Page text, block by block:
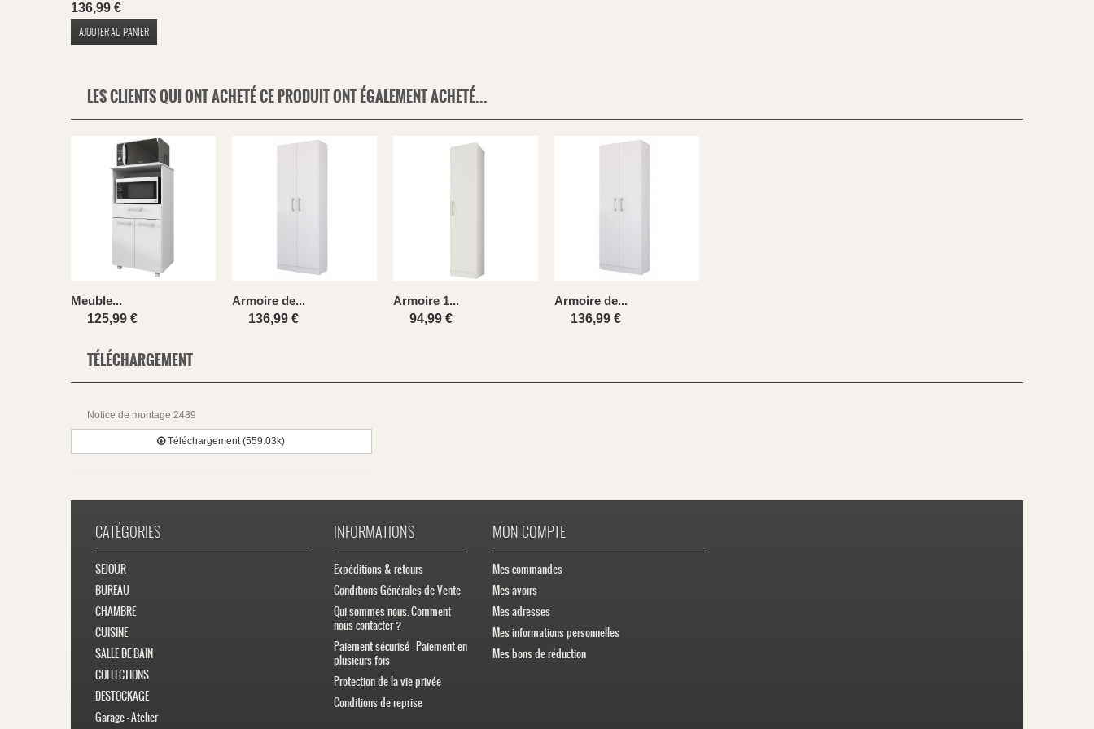
136,99 €
AJOUTER AU PANIER
LES CLIENTS QUI ONT ACHETÉ CE PRODUIT ONT ÉGALEMENT ACHETÉ...
Meuble...
125,99 €
Armoire de...
136,99 €
Armoire 1...
94,99 €
Armoire de...
136,99 €
TÉLÉCHARGEMENT
Notice de montage 2489
Téléchargement (559.03k)
CATÉGORIES
SEJOUR
BUREAU
CHAMBRE
CUISINE
SALLE DE BAIN
COLLECTIONS
DESTOCKAGE
Garage - Atelier
INFORMATIONS
Expéditions & retours
Conditions Générales de Vente
Qui sommes nous. Comment
nous contacter ?
Paiement sécurisé - Paiement en
plusieurs fois
Protection de la vie privée
Conditions de reprise
MON COMPTE
Mes commandes
Mes avoirs
Mes adresses
Mes informations personnelles
Mes bons de réduction